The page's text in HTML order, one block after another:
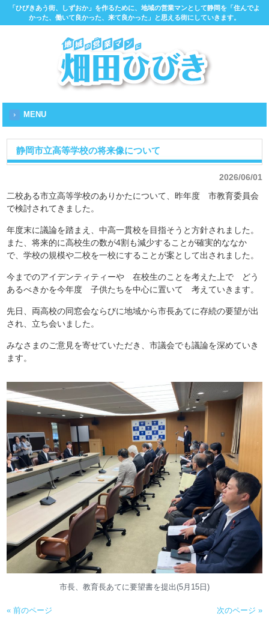
「ひびきあう街、しずおか」を作るために、地域の営業マンとして静岡を「住んでよ
かった、働いて良かった、来て良かった」と思える街にしていきます。
MENU
静岡市立高等学校の将来像について
2026/06/01
二校ある市立高等学校のありかたについて、昨年度 市教育委員会
で検討されてきました。
年度末に議論を踏まえ、中高一貫校を目指そうと方針されました。
また、将来的に高校生の数が4割も減少することが確実的ななか
で、学校の規模や二校を一校にすることが案として出されました。
今までのアイデンティティーや 在校生のことを考えた上で どう
あるべきかを今年度 子供たちを中心に置いて 考えていきます。
先日、両高校の同窓会ならびに地域から市長あてに存続の要望が出
され、立ち会いました。
みなさまのご意見を寄せていただき、市議会でも議論を深めていき
ます。
市長、教育長あてに要望書を提出(5月15日)
« 前のページ 次のページ »